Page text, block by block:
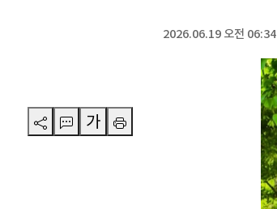
가
2026.06.19 오전 06:34